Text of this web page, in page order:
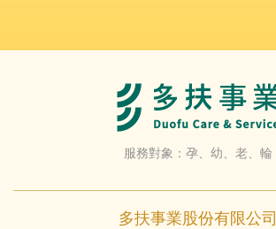
服務對象：孕、幼、老、輪
多扶事業股份有限公司